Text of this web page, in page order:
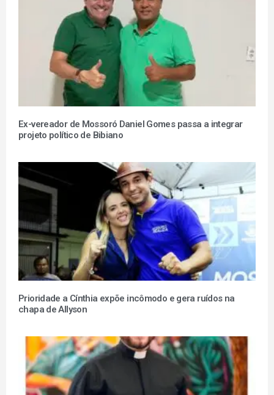
Ex-vereador de Mossoró Daniel Gomes passa a integrar
projeto político de Bibiano
Prioridade a Cínthia expõe incômodo e gera ruídos na
chapa de Allyson